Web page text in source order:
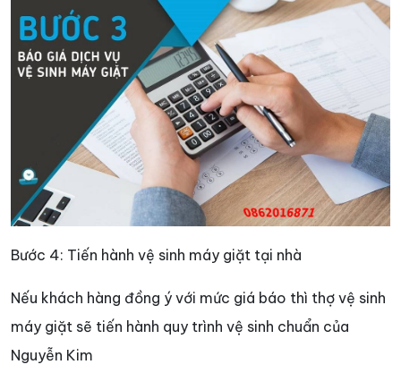
Bước 4: Tiến hành vệ sinh máy giặt tại nhà
Nếu khách hàng đồng ý với mức giá báo thì thợ vệ sinh
máy giặt sẽ tiến hành quy trình vệ sinh chuẩn của
Nguyễn Kim